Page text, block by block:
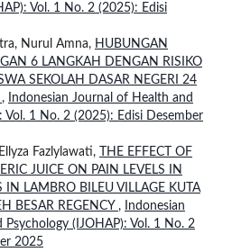
Vol. 1 No. 2 (2025): Edisi
Nurul Amna, HUBUNGAN
6 LANGKAH DENGAN RISIKO
SEKOLAH DASAR NEGERI 24
,
Indonesian Journal of Health and
Vol. 1 No. 2 (2025): Edisi Desember
Fazlylawati,
THE EFFECT OF
JUICE ON PAIN LEVELS IN
IN LAMBRO BILEU VILLAGE KUTA
BESAR REGENCY ,
Indonesian
(IJOHAP): Vol. 1 No. 2
2025